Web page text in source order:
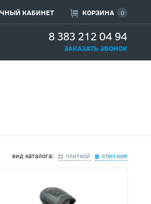
КАБИНЕТ КОРЗИНА 0
8 383 212 04 94
ЗАКАЗАТЬ ЗВОНОК
вид каталога: плиткой списком